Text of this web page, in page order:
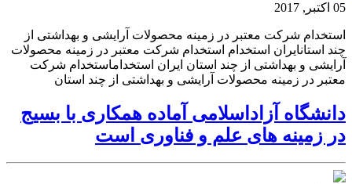
05 اکتبر, 2017
استخدام شرکت معتبر در زمینه محصولات آرایشی و بهداشتی از
چند استانایران استخدام استخدام شرکت معتبر در زمینه محصولات
آرایشی و بهداشتی از چند استان ایران استخداماستخدام شرکت
معتبر در زمینه محصولات آرایشی و بهداشتی از چند استان
دانشگاه آزاداسلامی آماده همکاری با بسیج
در زمینه های علم و فناوری است